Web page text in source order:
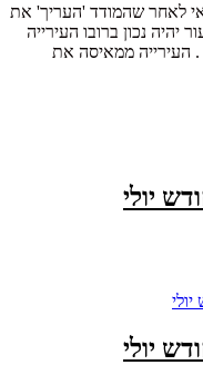
לאחר שהמודד 'העריך' את
נכון ברובו העירייה
העירייה ממאיסה את
יולי
יולי